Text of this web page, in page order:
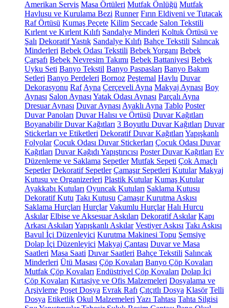
Amerikan Servis Masa Örtüleri Mutfak Önlüğü Mutfak
Havlusu ve Kurulama Bezi Runner Fırın Eldiveni ve Tutacak
Raf Örtüsü Kumaş Peçete Kilim Seccade Salon Tekstili
Kırlent ve Kırlent Kılıfı Sandalye Minderi Koltuk Örtüsü ve
Şalı Dekoratif Yastık Sandalye Kılıfı Bahçe Tekstili Salıncak
Minderleri Bebek Odası Tekstili Bebek Yorganı Bebek
Çarşafı Bebek Nevresim Takımı Bebek Battaniyesi Bebek
Uyku Seti Banyo Tekstil Banyo Paspasları Banyo Bakım
Setleri Banyo Perdeleri Bornoz Peştemal Havlu Duvar
Dekorasyonu Raf Ayna Çerçeveli Ayna Makyaj Aynası Boy
Aynası Salon Aynası Yatak Odası Aynası Parçalı Ayna
Dresuar Aynası Duvar Aynası Ayaklı Ayna Tablo Poster
Duvar Panoları Duvar Halısı ve Örtüsü Duvar Kağıtları
Boyanabilir Duvar Kağıtları 3 Boyutlu Duvar Kağıtları Duvar
Stickerları ve Etiketleri Dekoratif Duvar Kağıtları Yapışkanlı
Folyolar Çocuk Odası Duvar Stickerları Çocuk Odası Duvar
Kağıtları Duvar Kağıdı Yapıştırıcısı Poster Duvar Kağıtları Ev
Düzenleme ve Saklama Sepetler Mutfak Sepeti Çok Amaçlı
Sepetler Dekoratif Sepetler Çamaşır Sepetleri Kutular Makyaj
Kutusu ve Organizerleri Plastik Kutular Kumaş Kutular
Ayakkabı Kutuları Oyuncak Kutuları Saklama Kutusu
Dekoratif Kutu Takı Kutusu Çamaşır Kurutma Askısı
Saklama Hurçları Hurçlar Vakumlu Hurçlar Halı Hurcu
Askılar Elbise ve Aksesuar Askıları Dekoratif Askılar Kapı
Arkası Askıları Yapışkanlı Askılar Vestiyer Askısı Takı Askısı
Bavul İçi Düzenleyici Kurutma Makinesi Topu Şemsiye
Dolap İçi Düzenleyici Makyaj Çantası Duvar ve Masa
Saatleri Masa Saati Duvar Saatleri Bahçe Tekstili Salıncak
Minderleri Ütü Masası Çöp Kovaları Banyo Çöp Kovaları
Mutfak Çöp Kovaları Endüstriyel Çöp Kovaları Dolap İçi
Çöp Kovaları Kırtasiye ve Ofis Malzemeleri Dosyalama ve
Arşivleme Poşet Dosya Evrak Rafı Çıtçıtlı Dosya Klasör Telli
Dosya Etiketlik Okul Malzemeleri Yazı Tahtası Tahta Silgisi